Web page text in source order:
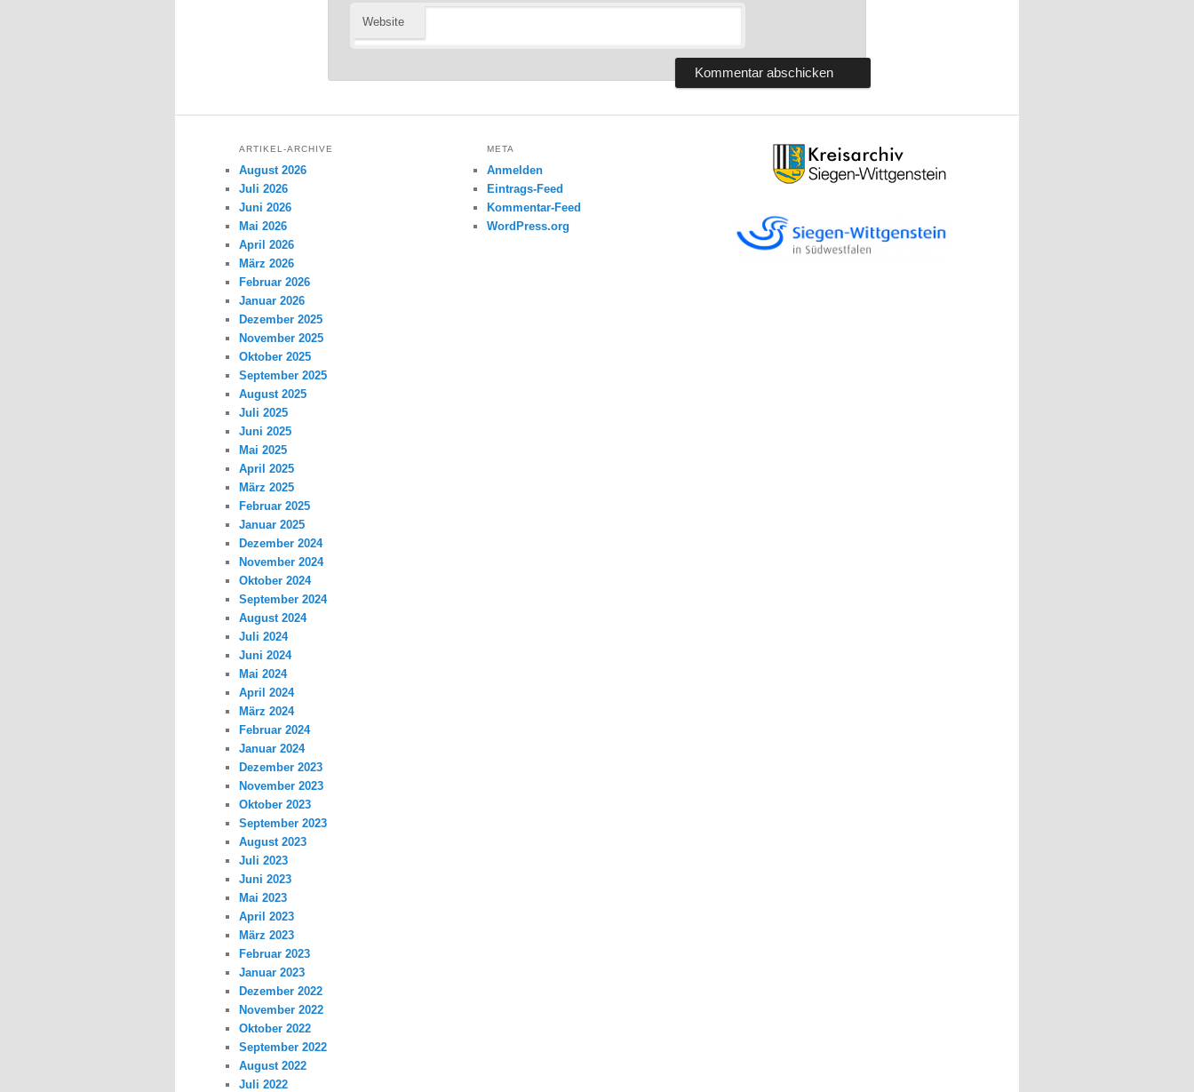
Website
ARTIKEL-ARCHIVE
August 2026
Juli 2026
Juni 2026
Mai 2026
April 2026
März 2026
Februar 2026
Januar 2026
Dezember 2025
November 2025
Oktober 2025
September 2025
August 2025
Juli 2025
Juni 2025
Mai 2025
April 2025
März 2025
Februar 2025
Januar 2025
Dezember 2024
November 2024
Oktober 2024
September 2024
August 2024
Juli 2024
Juni 2024
Mai 2024
April 2024
März 2024
Februar 2024
Januar 2024
Dezember 2023
November 2023
Oktober 2023
September 2023
August 2023
Juli 2023
Juni 2023
Mai 2023
April 2023
März 2023
Februar 2023
Januar 2023
Dezember 2022
November 2022
Oktober 2022
September 2022
August 2022
Juli 2022
META
Anmelden
Eintrags-Feed
Kommentar-Feed
WordPress.org